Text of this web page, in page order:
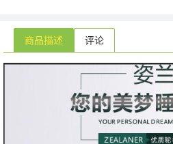
商品描述 评论